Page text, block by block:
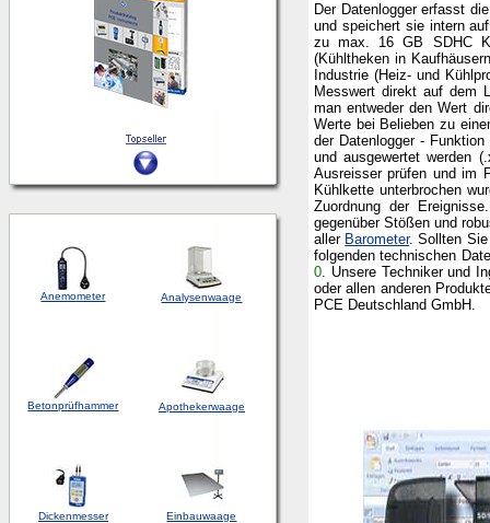
Anemometer Analysenwaage
Betonprüfhammer Apothekerwaage
Dickenmesser Einbauwaage
Der Datenlogger erfasst
und speichert sie intern
zu max. 16 GB SDHC
(Kühltheken in
Industrie (Heiz- und
Messwert direkt auf dem
man entweder den Wert
Werte bei Belieben zu
der Datenlogger -
und ausgewertet werden
Ausreisser prüfen und im
Kühlkette unterbrochen
Zuordnung der
gegenüber Stößen und
aller Barometer.Sollten
folgenden technischen
0. Unsere Techniker und
oder allen anderen
PCE Deutschland GmbH.